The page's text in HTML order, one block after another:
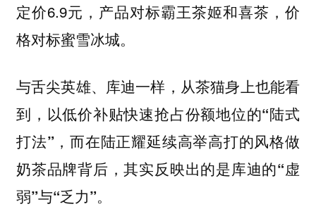
定价6.9元，产品对标霸王茶姬和喜茶，价
格对标蜜雪冰城。
与舌尖英雄、库迪一样， 从茶猫身上也能看
到，以低价补贴快速抢占份额地位的“陆式
打法”，而在陆正耀延续高举高打的风格做
奶茶品牌背后，其实反映出的是库迪的“虚
弱”与“乏力”。